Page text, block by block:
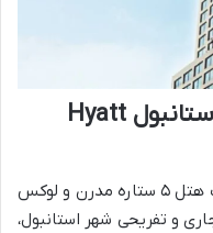
هتل حیات سنتریک لونت استانبول Hyatt
هتل حیات سنتریک لونت استانبول، یک هتل ۵ ستاره مدرن و لوکس
و تفریحی شهر استانبول،